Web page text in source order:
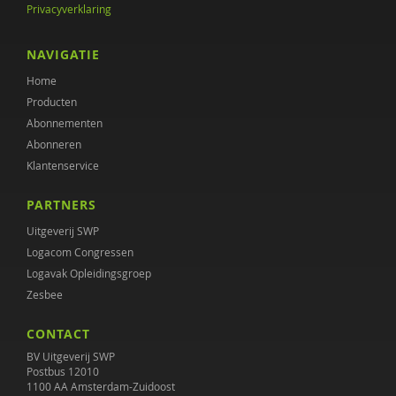
M.H. Nagtegaal
ARD VAN OOSTEN
Tim Opgenhaffen
Julia van Rijn
Diana Roeg
Artie van Tuijn
Lore Van Herreweghe
Wim Van Lancker
T. Varkevisser
Aart Verschuur
Privacyverklaring
NAVIGATIE
Home
Producten
Abonnementen
Abonneren
Klantenservice
PARTNERS
Uitgeverij SWP
Logacom Congressen
Logavak Opleidingsgroep
Zesbee
CONTACT
BV Uitgeverij SWP
Postbus 12010
1100 AA Amsterdam-Zuidoost